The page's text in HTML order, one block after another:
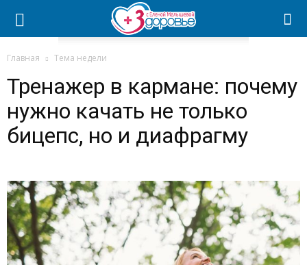
Главная Тема недели
Тренажер в кармане: почему
нужно качать не только
бицепс, но и диафрагму